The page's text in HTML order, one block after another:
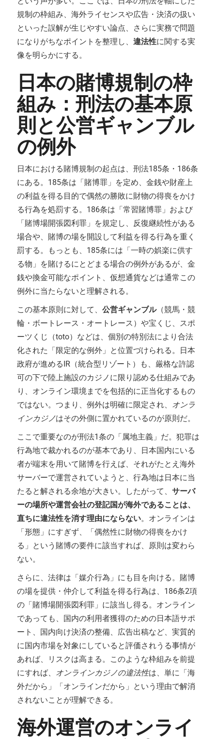
規制の枠組み、海外ライセンスや広告・決済の扱い
といった誤解が生じやすい論点、さらに実務で問題
になりがちなポイントを整理し、 違法性に関する実
像を明らかにする。
日本の賭博規制の枠
組み：刑法の基本原
則と公営ギャンブル
の例外
日本における賭博規制の起点は、刑法185条・186条
にある。185条は「賭博罪」を定め、金銭や財産上
の利益を得る目的で偶然の勝敗に財物の得喪をかけ
る行為を処罰する。186条は「常習賭博罪」および
「賭博場開張図利罪」を規定し、反復継続性がある
場合や、賭博の場を開設して利益を得る行為を重く
罰する。もっとも、185条には「一時の娯楽に供す
る物」を賭けるにとどまる場合の例外があるが、金
銭や換金可能なポイント、仮想通貨などは通常この
例外に当たらないと理解される。
この基本原則に対して、 公営ギャンブル（競馬・競
輪・ボートレース・オートレース）や宝くじ、スポ
ーツくじ（toto）などは、個別の特別法により合法
化された「限定的な例外」と位置づけられる。日本
政府が進めるIR（統合型リゾート）も、厳格な許認
可の下で陸上施設のカジノに限り認める仕組みであ
り、オンライン環境までを包括的に正当化するもの
ではない。つまり、例外は明確に限定され、 オンラ
インカジノはその外側に置かれているのが原則だ。
ここで重要なのが刑法1条の「属地主義」だ。犯罪は
行為地で裁かれるのが基本であり、日本国内にいる
者が端末を用いて賭博を行えば、それがたとえ海外
サーバーで運営されていようと、行為地は日本に当
たると解される余地が大きい。したがって、 サーバ
ーの場所や運営会社の登記国が海外であることは、
直ちに違法性を消す理由にならない。オンラインは
「形態」にすぎず、「偶然性に財物の得喪をかけ
る」という賭博の要件に該当すれば、原則は変わら
ない。
さらに、法律は「媒介行為」にも目を向ける。賭博
の場を提供・仲介して利益を得る行為は、186条2項
の「賭博場開張図利罪」に該当し得る。オンライン
であっても、国内の利用者獲得のための日本語サポ
ート、国内向け決済の整備、広告出稿など、実質的
に国内市場を対象にしていると評価されうる事情が
あれば、リスクは高まる。このような枠組みを前提
にすれば、 オンラインカジノの違法性は、単に「海
外だから」「オンラインだから」という理由で解消
されないことが理解できる。
海外運営のオンライ